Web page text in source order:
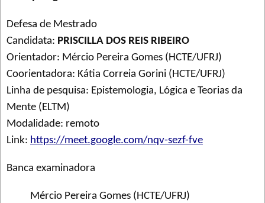
Defesa de Mestrado
Candidata: PRISCILLA DOS REIS RIBEIRO
Orientador: Mércio Pereira Gomes (HCTE/UFRJ)
Coorientadora: Kátia Correia Gorini (HCTE/UFRJ)
Linha de pesquisa: Epistemologia, Lógica e Teorias da
Mente (ELTM)
Modalidade: remoto
Link: https://meet.google.com/nqv-sezf-fve
Banca examinadora
Mércio Pereira Gomes (HCTE/UFRJ)